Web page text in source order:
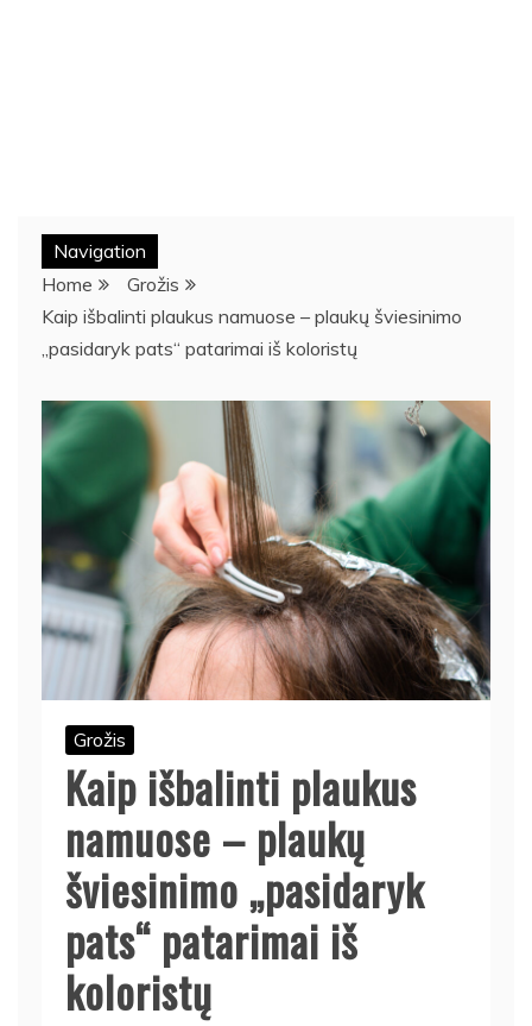
Navigation
Home
Grožis
Kaip išbalinti plaukus namuose – plaukų šviesinimo
„pasidaryk pats“ patarimai iš koloristų
Grožis
Kaip išbalinti plaukus
namuose – plaukų
šviesinimo „pasidaryk
pats“ patarimai iš
koloristų